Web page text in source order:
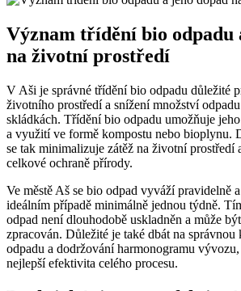
Význam třídění bio⁤ odpadu
na životní prostředí
V⁢ Aši je správné třídění ‌bio odpadu důležité
životního prostředí a snížení množství
‍skládkách. ‍Třídění bio odpadu ​umožňuje
a využití ve formě kompostu nebo bioplynu.‌
se tak⁣ minimalizuje zátěž‌ na životní prostředí⁣
celkové ochraně přírody.
Ve městě Aš se bio odpad ​vyváží pravidelně
ideálním případě minimálně jednou⁢ týdně.
odpad ‍není dlouhodobě‌ uskladněn a ‌může
zpracován. Důležité je také dbát na
odpadu a dodržování ​harmonogramu
nejlepší efektivita celého procesu.